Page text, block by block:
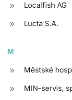
Localfish AG
Lucta S.A.
M
Městské
MIN-servis,